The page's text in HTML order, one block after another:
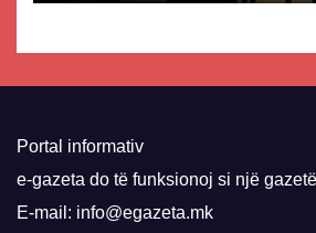
Portal informativ
e-gazeta do të funksionoj si një
E-mail: info@egazeta.mk